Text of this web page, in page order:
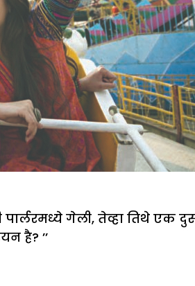
गेली, तेव्हा तिथे एक
है? ’’